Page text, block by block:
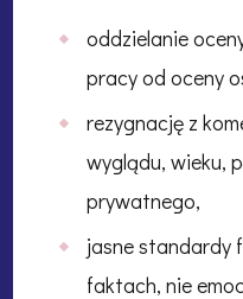
oddzielanie
pracy od oceny
rezygnację z
wyglądu, wieku,
prywatnego,
jasne standardy
faktach, nie